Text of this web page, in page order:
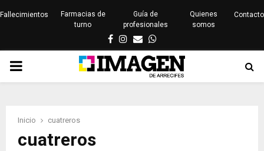
Fallecimientos
Farmacias de
turno
Guía de
profesionales
Quienes
somos
Contacto
Facebook
Instagram
EmailWhatsapp
PRIMARY
Inicio cuatreros
cuatreros